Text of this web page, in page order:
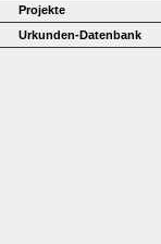
Projekte
Urkunden-Datenbank